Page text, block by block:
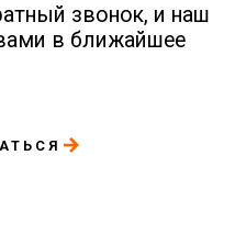
звонок, и наш
в ближайшее